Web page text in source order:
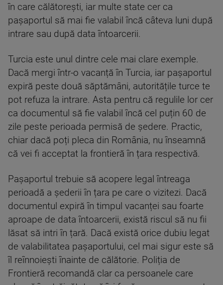
în care călătorești, iar multe state cer ca
pașaportul să mai fie valabil încă câteva luni după
intrare sau după data întoarcerii.
Turcia este unul dintre cele mai clare exemple.
Dacă mergi într-o vacanță în Turcia, iar pașaportul
expiră peste două săptămâni, autoritățile turce te
pot refuza la intrare. Asta pentru că regulile lor cer
ca documentul să fie valabil încă cel puțin 60 de
zile peste perioada permisă de ședere. Practic,
chiar dacă poți pleca din România, nu înseamnă
că vei fi acceptat la frontieră în țara respectivă.
Pașaportul trebuie să acopere legal întreaga
perioadă a șederii în țara pe care o vizitezi. Dacă
documentul expiră în timpul vacanței sau foarte
aproape de data întoarcerii, există riscul să nu fii
lăsat să intri în țară. Dacă există orice dubiu legat
de valabilitatea pașaportului, cel mai sigur este să
îl reînnoiești înainte de călătorie. Poliția de
Frontieră recomandă clar ca persoanele care